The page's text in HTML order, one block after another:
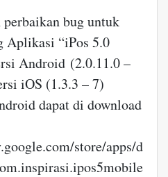
perbaikan bug untuk
Aplikasi “iPos 5.0
Android (2.0.11.0 –
iOS (1.3.3 – 7)
dapat di download
store/apps/d